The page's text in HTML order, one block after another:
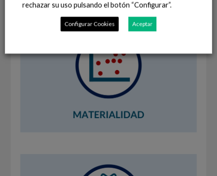
rechazar su uso pulsando el botón “Configurar”.
Configurar Cookies Aceptar